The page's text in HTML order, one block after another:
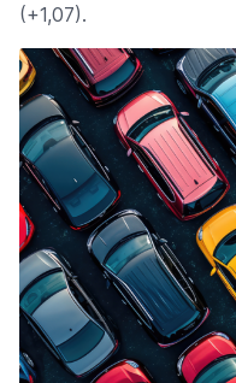
(+1,07).